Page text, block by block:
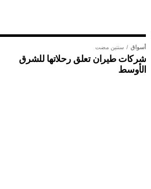
أسواق سنتين مضت
شركات طيران تعلق رحلاتها للشرق
الأوسط